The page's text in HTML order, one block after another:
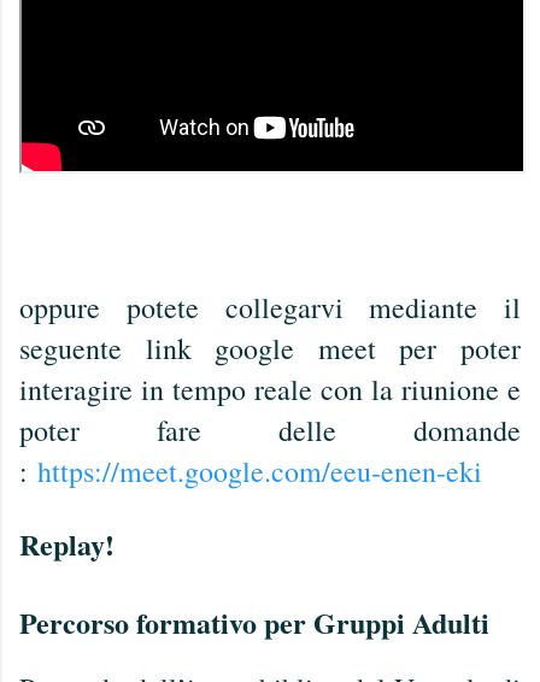
oppure potete collegarvi mediante il
seguente link google meet per poter
interagire in tempo reale con la riunione e
poter fare delle domande
: https://meet.google.com/eeu-enen-eki
Replay!
Percorso formativo per Gruppi Adulti